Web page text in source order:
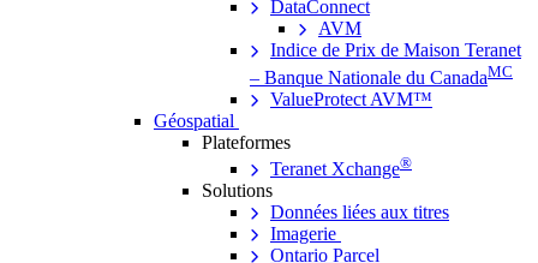
DataConnect
AVM
Indice de Prix de Maison Teranet
– Banque Nationale du CanadaMC
ValueProtect AVM™
Géospatial
Plateformes
Teranet Xchange®
Solutions
Données liées aux titres
Imagerie
Ontario Parcel